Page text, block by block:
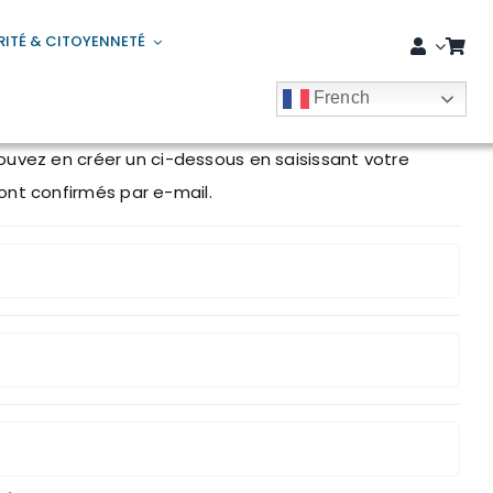
& CITOYENNETÉ
French
seront confirmés par e-mail.